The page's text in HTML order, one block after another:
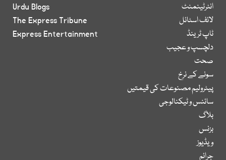
انٹرٹینمنٹ
لائف اسٹائل
ٹاپ ٹرینڈ
دلچسپ و عجیب
صحت
سونے کے نرخ
پیٹرولیم مصنوعات کی قیمتیں
سائنس و ٹیکنالوجی
بلاگ
بزنس
ویڈیوز
جرائم
Urdu Blogs
The Express Tribune
Express Entertainment